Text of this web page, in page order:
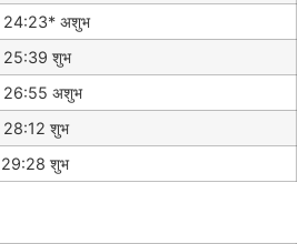
24:23* अशुभ
25:39 शुभ
26:55 अशुभ
शुभ
शुभ